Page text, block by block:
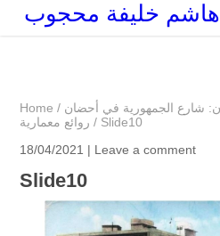
خليفة محجوب
Home / شارع الجمهورية في أحضان
روائع معمارية / Slide10
18/04/2021 | Leave a comment
Slide10